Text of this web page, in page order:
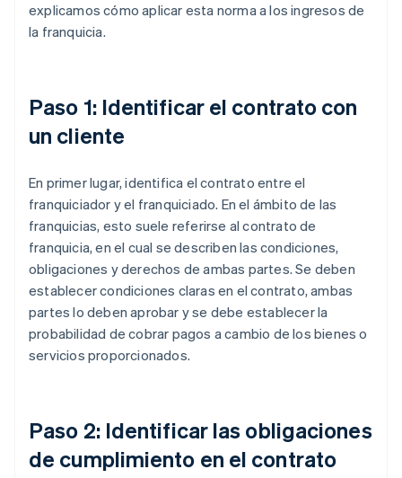
explicamos cómo aplicar esta norma a los ingresos de
la franquicia.
Paso 1: Identificar el contrato con
un cliente
En primer lugar, identifica el contrato entre el
franquiciador y el franquiciado. En el ámbito de las
franquicias, esto suele referirse al contrato de
franquicia, en el cual se describen las condiciones,
obligaciones y derechos de ambas partes. Se deben
establecer condiciones claras en el contrato, ambas
partes lo deben aprobar y se debe establecer la
probabilidad de cobrar pagos a cambio de los bienes o
servicios proporcionados.
Paso 2: Identificar las obligaciones
de cumplimiento en el contrato